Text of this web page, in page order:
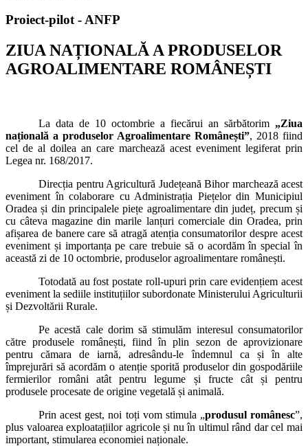
Proiect-pilot - ANFP
ZIUA NAȚIONALĂ A PRODUSELOR
AGROALIMENTARE ROMÂNEȘTI
La data de 10 octombrie a fiecărui an sărbătorim „Ziua
națională a produselor Agroalimentare Românești”, 2018 fiind
cel de al doilea an care marchează acest eveniment legiferat prin
Legea nr. 168/2017.
Direcția pentru Agricultură Județeană Bihor marchează acest
eveniment în colaborare cu Administrația Piețelor din Municipiul
Oradea și din principalele piețe agroalimentare din județ, precum și
cu câteva magazine din marile lanțuri comerciale din Oradea, prin
afișarea de banere care să atragă atenția consumatorilor despre acest
eveniment și importanța pe care trebuie să o acordăm în special în
această zi de 10 octombrie, produselor agroalimentare românești.
Totodată au fost postate roll-upuri prin care evidențiem acest
eveniment la sediile instituțiilor subordonate Ministerului Agriculturii
și Dezvoltării Rurale.
Pe acestă cale dorim să stimulăm interesul consumatorilor
către produsele românești, fiind în plin sezon de aprovizionare
pentru cămara de iarnă, adresându-le îndemnul ca și în alte
împrejurări să acordăm o atenție sporită produselor din gospodăriile
fermierilor români atât pentru legume și fructe cât și pentru
produsele procesate de origine vegetală și animală.
Prin acest gest, noi toți vom stimula „produsul românesc”,
plus valoarea exploatațiilor agricole și nu în ultimul rând dar cel mai
important, stimularea economiei naționale.